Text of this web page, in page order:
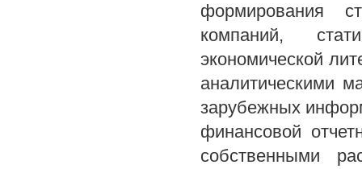
формирования
компаний,
экономической
аналитическими
зарубежных
финансовой
собственными